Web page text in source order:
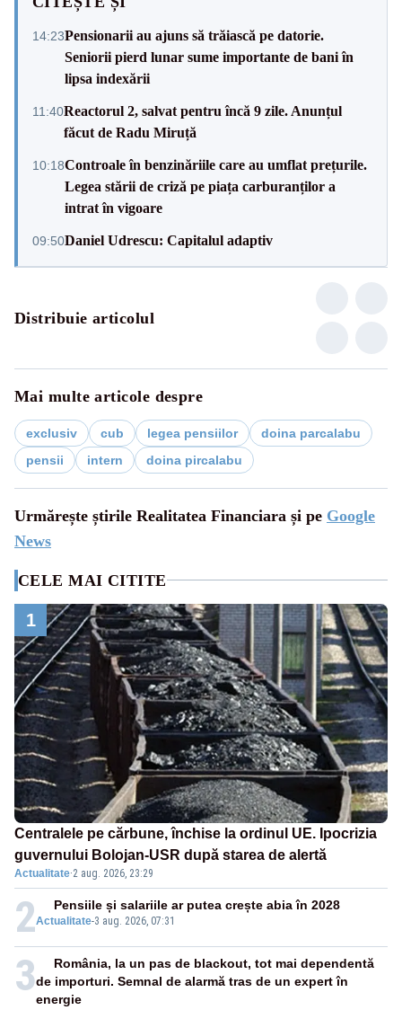
14:23Pensionarii au ajuns să trăiască pe datorie.
Seniorii pierd lunar sume importante de bani în
lipsa indexării
11:40Reactorul 2, salvat pentru încă 9 zile. Anunțul
făcut de Radu Miruță
10:18Controale în benzinăriile care au umflat prețurile.
Legea stării de criză pe piața carburanților a
intrat în vigoare
09:50Daniel Udrescu: Capitalul adaptiv
Distribuie articolul
Mai multe articole despre
exclusiv cub legea pensiilor
doina parcalabu
pensii
intern doina pircalabu
Urmărește știrile Realitatea Financiara și pe Google
News
CELE MAI CITITE
1
Centralele pe cărbune, închise la ordinul UE. Ipocrizia
guvernului Bolojan-USR după starea de alertă
Actualitate·2 aug. 2026, 23:29
2Actualitate-3 aug. 2026, 07:31
Pensiile și salariile ar putea crește abia în 2028
3
România, la un pas de blackout, tot mai dependentă
de importuri. Semnal de alarmă tras de un expert în
energie